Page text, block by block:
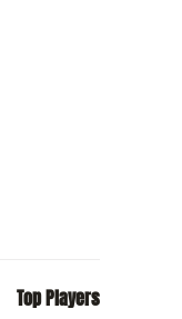
Top Players